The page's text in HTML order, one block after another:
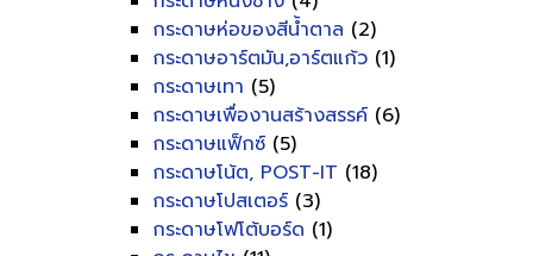
กระดาษห่อของสีน้ำตาล (2)
กระดาษอาร์ตมัน,อาร์ตแก้ว (1)
กระดาษเทา (5)
กระดาษเพื่องานสร้างสรรค์ (6)
กระดาษแฟ็กซ์ (5)
กระดาษโน้ต, POST-IT (18)
กระดาษโปสเตอร์ (3)
กระดาษโฟโต้บอร์ด (1)